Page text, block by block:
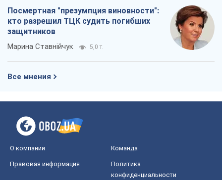
Посмертная "презумпция виновности":
кто разрешил ТЦК судить погибших
защитников
Марина Ставнійчук 5,0 т.
Все мнения
О компании Команда
Правовая информация
Политика
конфиденциальности